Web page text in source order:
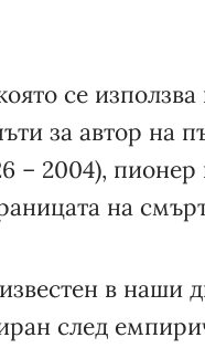
се
за автор на
– 2004), пионер
на
в наши
след